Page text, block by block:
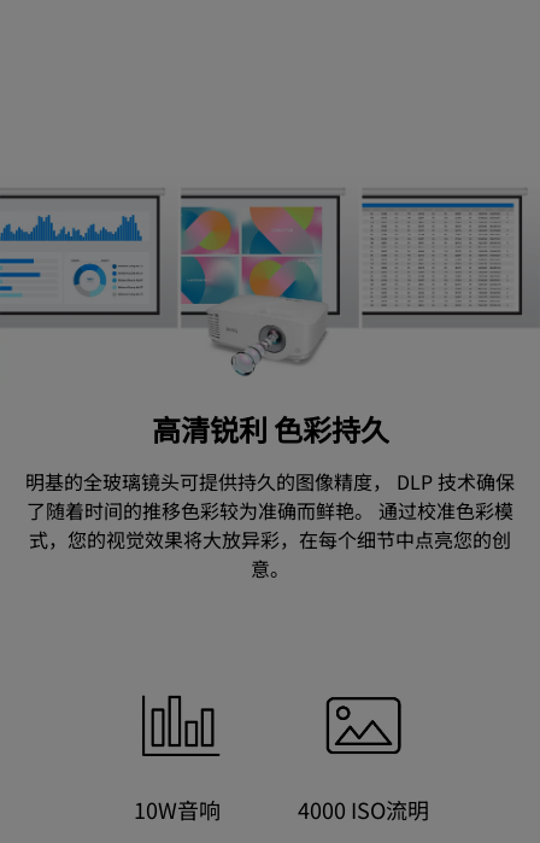
高清锐利 色彩持久
明基的全玻璃镜头可提供持久的图像精度， DLP 技术确保
了随着时间的推移色彩较为准确而鲜艳。 通过校准色彩模
式，您的视觉效果将大放异彩，在每个细节中点亮您的创
意。
10W音响 4000 ISO流明